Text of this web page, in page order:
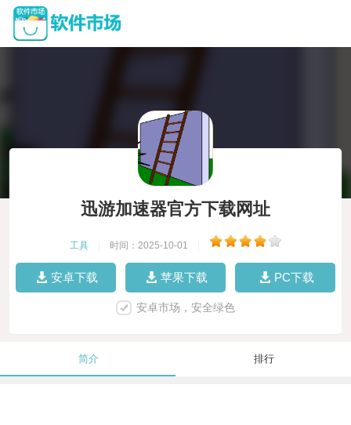
迅游加速器官方下载网址
工具 时间：2025-10-01
安卓下载 苹果下载 PC下载
安卓市场，安全绿色
简介 排行